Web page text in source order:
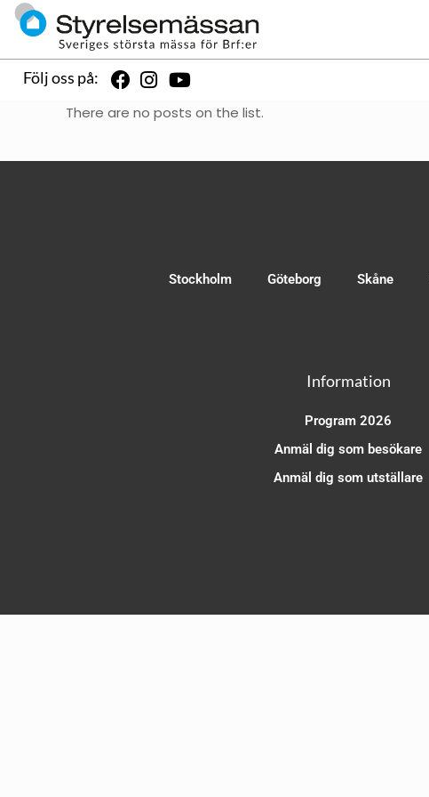
Följ oss på:
There are no posts on the list.
Stockholm Göteborg Skåne
Information
Program 2026
Anmäl dig som besökare
Anmäl dig som utställare